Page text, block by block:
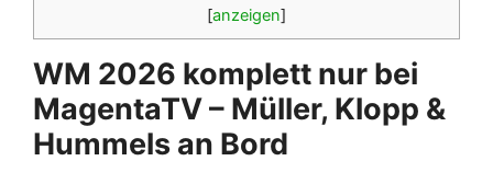
[anzeigen]
WM 2026 komplett nur bei
MagentaTV – Müller, Klopp &
Hummels an Bord